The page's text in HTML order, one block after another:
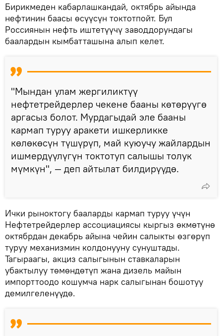
Бирикмеден кабарлашкандай, октябрь айында
нефтинин баасы өсүүсүн токтотпойт. Бул
Россиянын нефть иштетүүчү заводдорундагы
баалардын кымбатташына алып келет.
"Мындан улам жергиликтүү
нефтетрейдерлер чекене бааны көтөрүүгө
аргасыз болот. Мурдагыдай эле бааны
кармап туруу аракети ишкерликке
көлөкөсүн түшүрүп, май куюучу жайлардын
ишмердүүлүгүн токтотуп салышы толук
мүмкүн", — деп айтылат билдирүүдө.
Ички рыноктогу бааларды кармап туруу үчүн
Нефтетрейдерлер ассоциациясы кыргыз өкмөтүнө
октябрдан декабрь айына чейин салыкты өзгөрүп
туруу механизмин колдонууну сунуштады.
Тагыраагы, акциз салыгынын ставкаларын
убактылуу төмөндөтүп жана дизель майын
импорттоодо кошумча нарк салыгынан бошотуу
демилгеленүүдө.